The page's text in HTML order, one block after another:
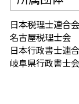
日本税理士連合
名古屋税理士会
日本行政書士連
岐阜県行政書士